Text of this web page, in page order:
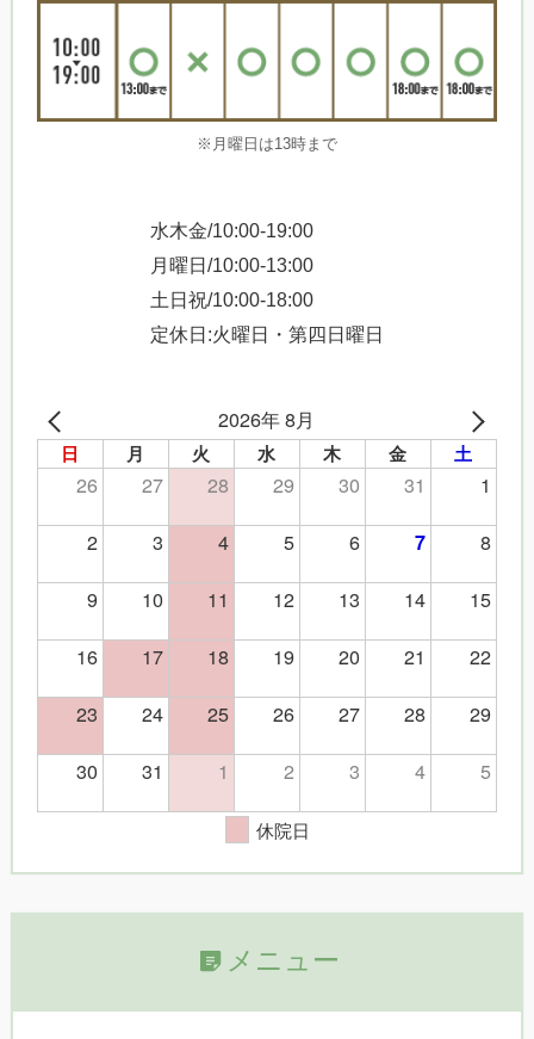
※月曜日は13時まで
水木金/10:00-19:00
月曜日/10:00-13:00
土日祝/10:00-18:00
定休日:火曜日・第四日曜日
2026年 8月
日 月 火 水 木 金 土
26 27 28 29 30 31
1
2
3 4 5 6 7
8
9
10 11 12 13 14
15
16
17 18 19 20 21
22
23
24 25 26 27 28
29
30
31 1 2 3 4 5
休院日
メニュー